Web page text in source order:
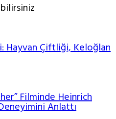
Hayvan Çiftliği, Keloğlan
Filminde Heinrich
Anlattı